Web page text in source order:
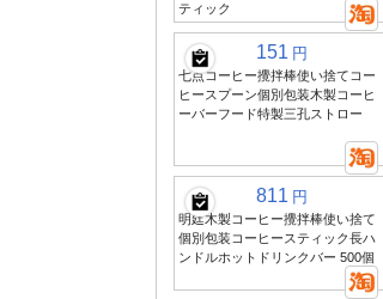
ティック
151 円
七点コーヒー攪拌棒使い捨てコー
ヒースプーン個別包装木製コーヒ
ーバーフード特製三孔ストロー
811 円
明廷木製コーヒー攪拌棒使い捨て
個別包装コーヒースティック長ハ
ンドルホットドリンクバー 500個